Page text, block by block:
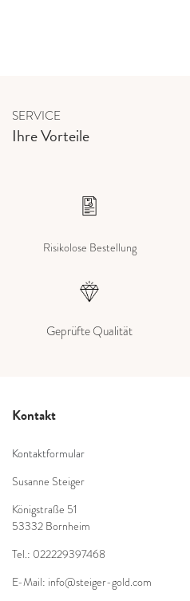
SERVICE
Ihre Vorteile
Risikolose Bestellung
Geprüfte Qualität
Kontakt
Kontaktformular
Susanne Steiger
Königstraße 51
53332 Bornheim
Tel.: 022229397468
E-Mail: info@steiger-gold.com